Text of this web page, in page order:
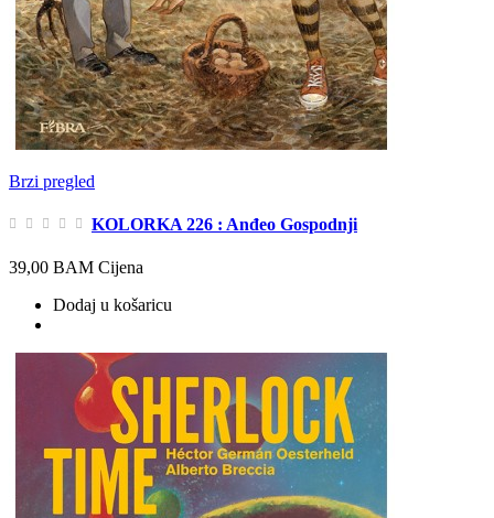
Brzi pregled
KOLORKA 226 : Anđeo Gospodnji
39,00 BAM Cijena
Dodaj u košaricu